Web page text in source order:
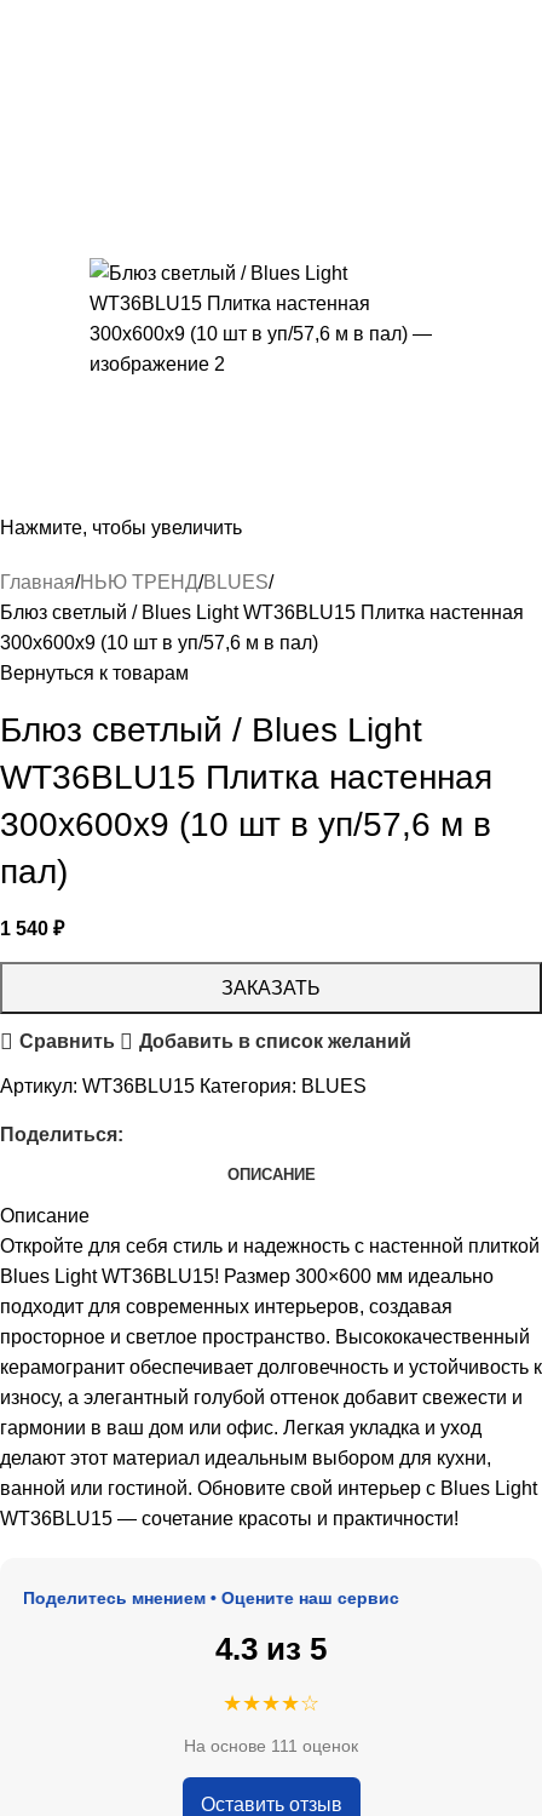
Нажмите, чтобы увеличить
Главная НЬЮ ТРЕНД BLUES
Блюз светлый / Blues Light WT36BLU15 Плитка настенная
300x600x9 (10 шт в уп/57,6 м в пал)
Вернуться к товарам
Блюз светлый / Blues Light
WT36BLU15 Плитка настенная
300x600x9 (10 шт в уп/57,6 м в
пал)
1 540 ₽
ЗАКАЗАТЬ
Сравнить Добавить в список желаний
Артикул: WT36BLU15 Категория: BLUES
Поделиться:
ОПИСАНИЕ
Описание
Откройте для себя стиль и надежность с настенной плиткой
Blues Light WT36BLU15! Размер 300×600 мм идеально
подходит для современных интерьеров, создавая
просторное и светлое пространство. Высококачественный
керамогранит обеспечивает долговечность и устойчивость к
износу, а элегантный голубой оттенок добавит свежести и
гармонии в ваш дом или офис. Легкая укладка и уход
делают этот материал идеальным выбором для кухни,
ванной или гостиной. Обновите свой интерьер с Blues Light
WT36BLU15 — сочетание красоты и практичности!
мнением • Оцените наш сервис
4.3 из 5
★★★★☆
На основе 111 оценок
Оставить отзыв